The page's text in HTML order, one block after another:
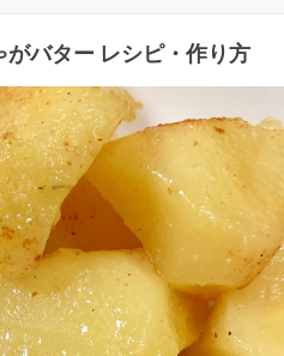
バター レシピ・作り方